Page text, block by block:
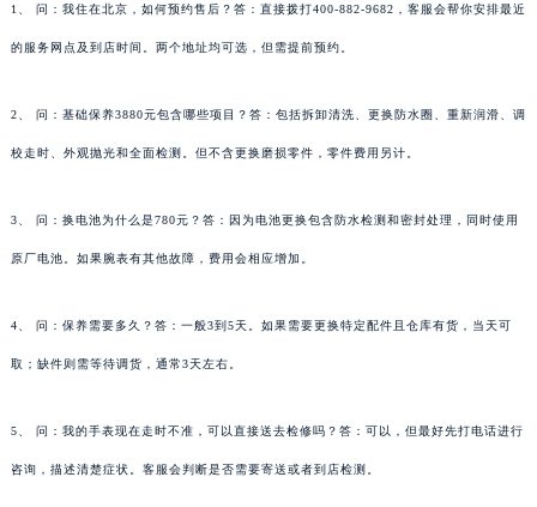
1、 问：我住在北京，如何预约售后？答：直接拨打400-882-9682，客服会帮你安排最近
的服务网点及到店时间。两个地址均可选，但需提前预约。
2、 问：基础保养3880元包含哪些项目？答：包括拆卸清洗、更换防水圈、重新润滑、调
校走时、外观抛光和全面检测。但不含更换磨损零件，零件费用另计。
3、 问：换电池为什么是780元？答：因为电池更换包含防水检测和密封处理，同时使用
原厂电池。如果腕表有其他故障，费用会相应增加。
4、 问：保养需要多久？答：一般3到5天。如果需要更换特定配件且仓库有货，当天可
取；缺件则需等待调货，通常3天左右。
5、 问：我的手表现在走时不准，可以直接送去检修吗？答：可以，但最好先打电话进行
咨询，描述清楚症状。客服会判断是否需要寄送或者到店检测。